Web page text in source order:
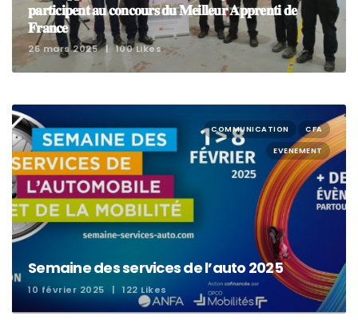
𝐩𝐚𝐫𝐭𝐢𝐜𝐢𝐩𝐞𝐧𝐭 𝐚𝐮 𝐜𝐨𝐧𝐜𝐨𝐮𝐫𝐬 𝐝𝐮 𝐌𝐞𝐢𝐥𝐥𝐞𝐮𝐫 𝐀𝐩𝐩𝐫𝐞𝐧𝐭𝐢 𝐝𝐞
𝐅𝐫𝐚𝐧𝐜𝐞
26 mars 2025 100 Likes
CFA
COMMUNICATION
EVENEMENT
Semaine des services de l’auto 2025
10 février 2025 122 Likes